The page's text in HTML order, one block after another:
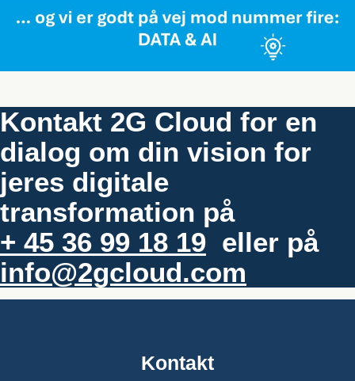
Kontakt 2G Cloud for en
dialog om din vision for
jeres digitale
transformation på
+ 45 36 99 18 19 eller på
info@2gcloud.com
Kontakt